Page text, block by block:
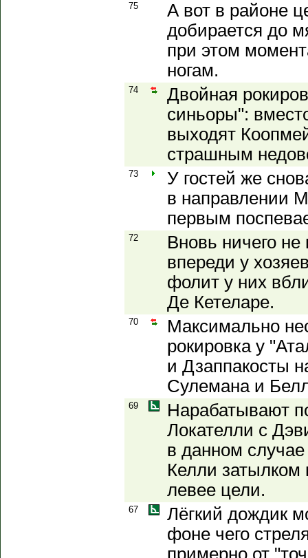
75
А вот в районе
добирается до
при этом
ногам.
74
Двойная
синьоры":
выходят
страшным
73
У гостей же
в направлении
первым
72
Вновь ничего не
впереди у
фолит у них
Де Кетеларе.
70
Максимально
рокировка у
и Дзаппакосты
Сулемана и
69
Нарабатывают
Локателли с
в данном
Келли затылком
левее цели.
67
Лёгкий дождик
фоне чего
примерно от